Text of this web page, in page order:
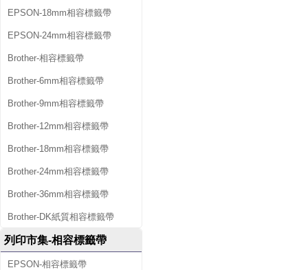
EPSON-18mm相容標籤帶
EPSON-24mm相容標籤帶
Brother-相容標籤帶
Brother-6mm相容標籤帶
Brother-9mm相容標籤帶
Brother-12mm相容標籤帶
Brother-18mm相容標籤帶
Brother-24mm相容標籤帶
Brother-36mm相容標籤帶
Brother-DK紙質相容標籤帶
列印市集-相容標籤帶
EPSON-相容標籤帶